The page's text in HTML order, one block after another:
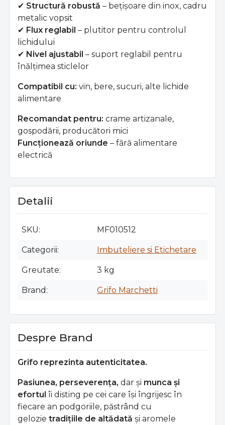
✔ Structură robustă – bețișoare din inox, cadru
metalic vopsit
✔ Flux reglabil – plutitor pentru controlul
lichidului
✔ Nivel ajustabil – suport reglabil pentru
înălțimea sticlelor
Compatibil cu: vin, bere, sucuri, alte lichide
alimentare
Recomandat pentru: crame artizanale,
gospodării, producători mici
Funcționează oriunde – fără alimentare
electrică
Detalii
SKU MF010512
Categorii Imbuteliere si Etichetare
Greutate 3 kg
Brand Grifo Marchetti
Despre Brand
Grifo reprezinta autenticitatea.
Pasiunea, perseverența, dar și munca și
efortul îi disting pe cei care își îngrijesc în
fiecare an podgoriile, păstrând cu
gelozie tradițiile de altădată și aromele